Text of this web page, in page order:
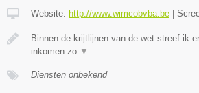
Website: http://www.wimcobvba.be |
Binnen de krijtlijnen van de wet streef ik
inkomen zo ▼
Diensten onbekend